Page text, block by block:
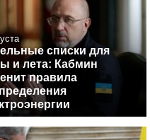
списки для
и лета: Кабмин
правила